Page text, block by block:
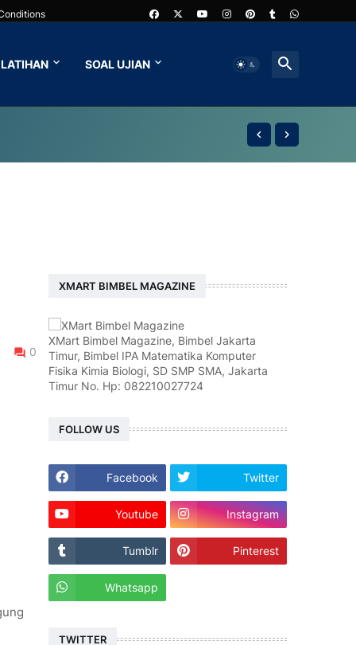
LATIHAN SOAL UJIAN
0
XMART BIMBEL MAGAZINE
XMart Bimbel Magazine, Bimbel Jakarta
Timur, Bimbel IPA Matematika Komputer
Fisika Kimia Biologi, SD SMP SMA, Jakarta
Timur No. Hp: 082210027724
FOLLOW US
Facebook Twitter
Youtube Instagram
Tumblr Pinterest
Whatsapp
TWITTER